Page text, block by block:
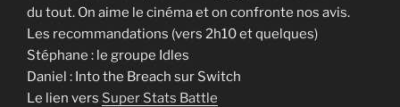
du tout. On aime le cinéma et on confronte nos avis.
Les recommandations (vers 2h10 et quelques)
Stéphane : le groupe Idles
Daniel : Into the Breach sur Switch
Le lien vers Super Stats Battle